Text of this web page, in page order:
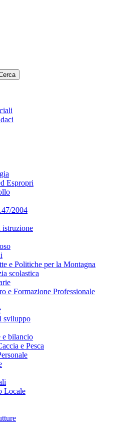
Espropri
2004
istruzione
e Politiche per la Montagna
scolastica
e Formazione Professionale
sviluppo
e bilancio
e Pesca
Locale